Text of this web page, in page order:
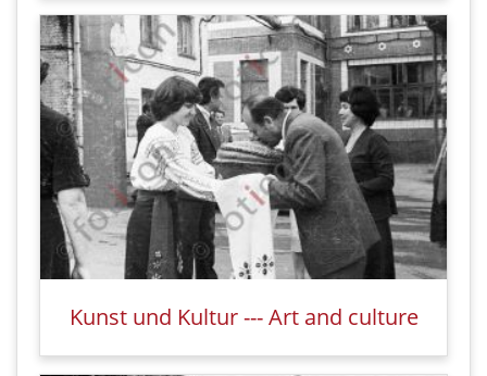
Kunst und Kultur --- Art and culture